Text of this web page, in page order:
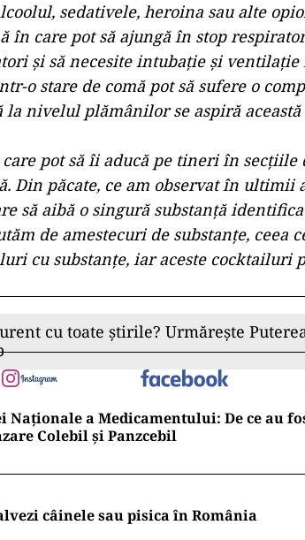
sedativele, heroina sau alte
în care pot să ajungă în stop
și să necesite intubație și ventilație
o stare de comă pot să sufere o
la nivelul plămânilor se aspiră această
pot să îi aducă pe tineri în secțiile
Din păcate, ce am observat în ultimii
să aibă o singură substanță
de amestecuri de substanțe, ceea
cu substanțe, iar aceste cocktailuri
cu toate știrile? Urmărește
Naționale a Medicamentului: De ce au
Colebil și Panzcebil
câinele sau pisica în România